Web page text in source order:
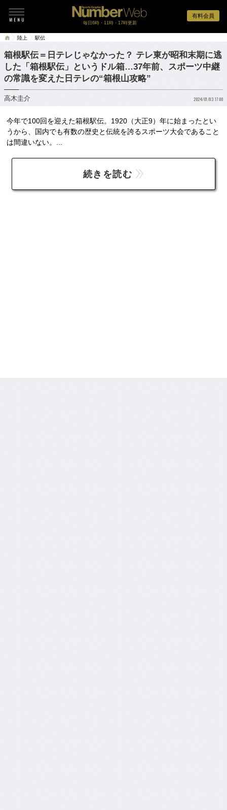
有料会員
毎日6時・11時・17時更新
陸上 駅伝
箱根駅伝＝日テレじゃなかった？ テレ東が昭和末期に逃
した「箱根駅伝」というドル箱…37年前、スポーツ中継
の常識を変えた日テレの“箱根山攻略”
高木圭介 2024/01/03 17:00
今年で100回を迎えた箱根駅伝。1920（大正9）年に始まったとい
うから、国内でも有数の歴史と伝統を誇るスポーツ大会であること
は間違いない。...
続きを読む